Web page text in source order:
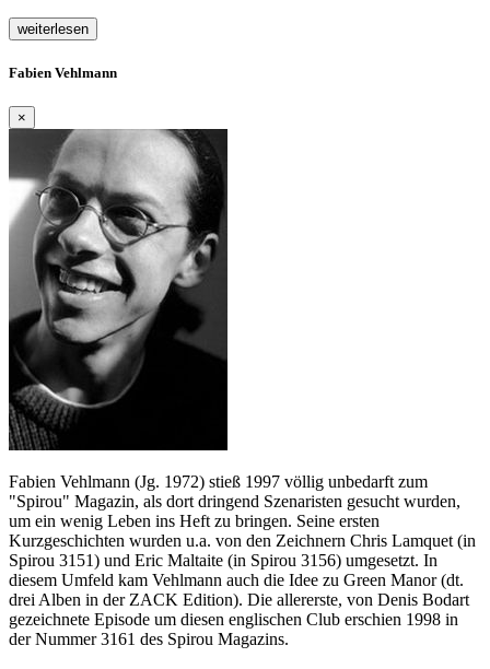
weiterlesen
Fabien Vehlmann
×
Fabien Vehlmann (Jg. 1972) stieß 1997 völlig unbedarft zum
"Spirou" Magazin, als dort dringend Szenaristen gesucht wurden,
um ein wenig Leben ins Heft zu bringen. Seine ersten
Kurzgeschichten wurden u.a. von den Zeichnern Chris Lamquet (in
Spirou 3151) und Eric Maltaite (in Spirou 3156) umgesetzt. In
diesem Umfeld kam Vehlmann auch die Idee zu Green Manor (dt.
drei Alben in der ZACK Edition). Die allererste, von Denis Bodart
gezeichnete Episode um diesen englischen Club erschien 1998 in
der Nummer 3161 des Spirou Magazins.